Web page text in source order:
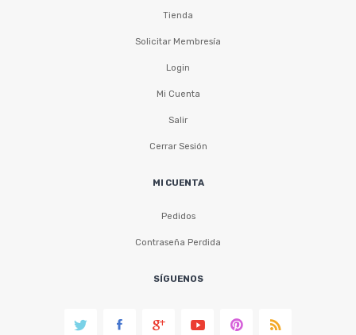
Tienda
Solicitar Membresía
Login
Mi Cuenta
Salir
Cerrar Sesión
MI CUENTA
Pedidos
Contraseña Perdida
SÍGUENOS